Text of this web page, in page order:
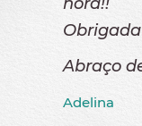
Abraço
Adelina